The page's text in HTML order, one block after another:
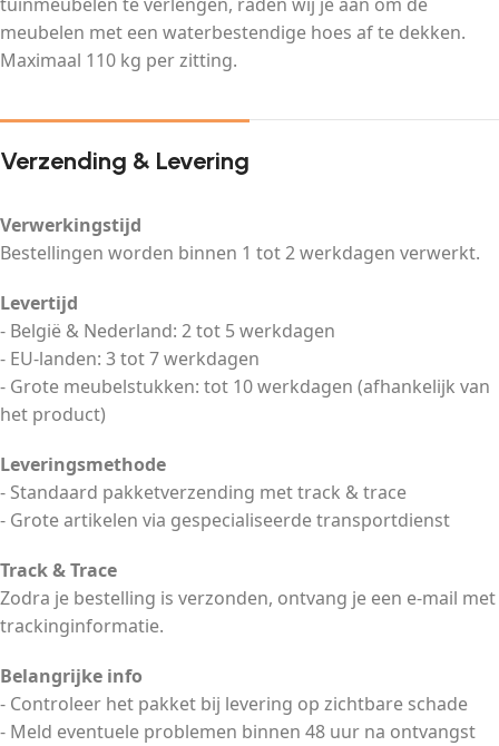
meubelen met een waterbestendige hoes af te dekken.
Maximaal 110 kg per zitting.
Verzending & Levering
Verwerkingstijd
Bestellingen worden binnen 1 tot 2 werkdagen verwerkt.
Levertijd
- België & Nederland: 2 tot 5 werkdagen
- EU-landen: 3 tot 7 werkdagen
- Grote meubelstukken: tot 10 werkdagen (afhankelijk van
het product)
Leveringsmethode
- Standaard pakketverzending met track & trace
- Grote artikelen via gespecialiseerde transportdienst
Track & Trace
Zodra je bestelling is verzonden, ontvang je een e-mail met
trackinginformatie.
Belangrijke info
- Controleer het pakket bij levering op zichtbare schade
- Meld eventuele problemen binnen 48 uur na ontvangst